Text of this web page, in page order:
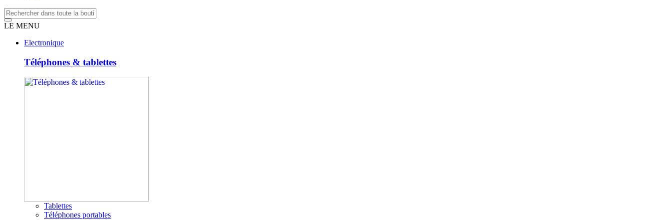
LE MENU
Electronique
Téléphones & tablettes
Tablettes
Téléphones portables